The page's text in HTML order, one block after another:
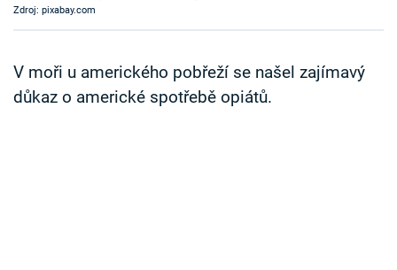
Zdroj: pixabay.com
V moři u amerického pobřeží se našel zajímavý
důkaz o americké spotřebě opiátů.